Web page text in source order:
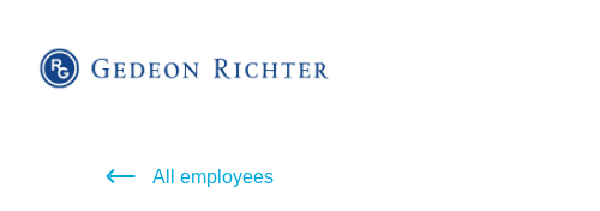
All employees